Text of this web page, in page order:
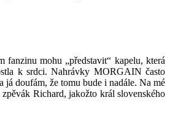
fanzinu mohu „představit“ kapelu, která
k srdci. Nahrávky MORGAIN často
já doufám, že tomu bude i nadále. Na mé
Richard, jakožto král slovenského